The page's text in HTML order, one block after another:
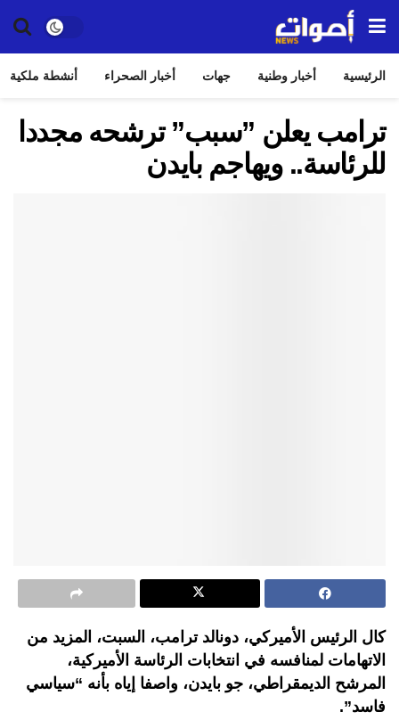
الرئيسية أخبار وطنية جهات أخبار الصحراء أنشطة ملكية
ترامب يعلن ”سبب” ترشحه مجددا
للرئاسة.. ويهاجم بايدن
كال الرئيس الأميركي، دونالد ترامب، السبت، المزيد من
الاتهامات لمنافسه في انتخابات الرئاسة الأميركية،
المرشح الديمقراطي، جو بايدن، واصفا إياه بأنه “سياسي
فاسد”.